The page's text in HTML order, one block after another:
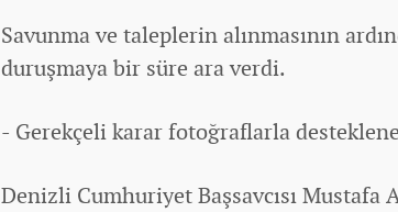
Savunma ve taleplerin alınmasının
duruşmaya bir süre ara verdi.
- Gerekçeli karar fotoğraflarla
Denizli Cumhuriyet Başsavcısı